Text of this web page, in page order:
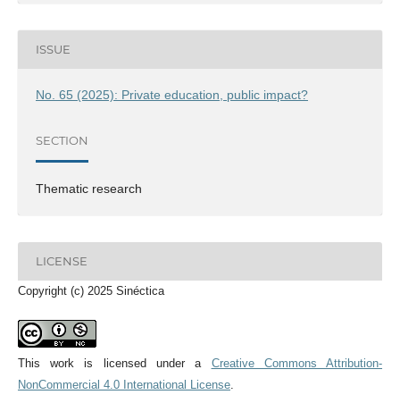
ISSUE
No. 65 (2025): Private education, public impact?
SECTION
Thematic research
LICENSE
Copyright (c) 2025 Sinéctica
This work is licensed under a Creative Commons Attribution-
NonCommercial 4.0 International License.